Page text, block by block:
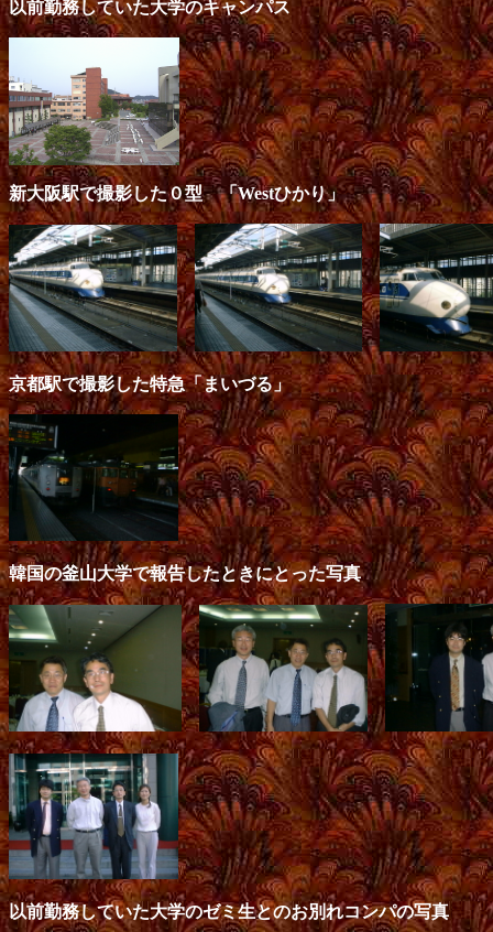
以前勤務していた大学のキャンパス
新大阪駅で撮影した０型 「Westひかり」
京都駅で撮影した特急「まいづる」
韓国の釜山大学で報告したときにとった写真
以前勤務していた大学のゼミ生とのお別れコンパの写真